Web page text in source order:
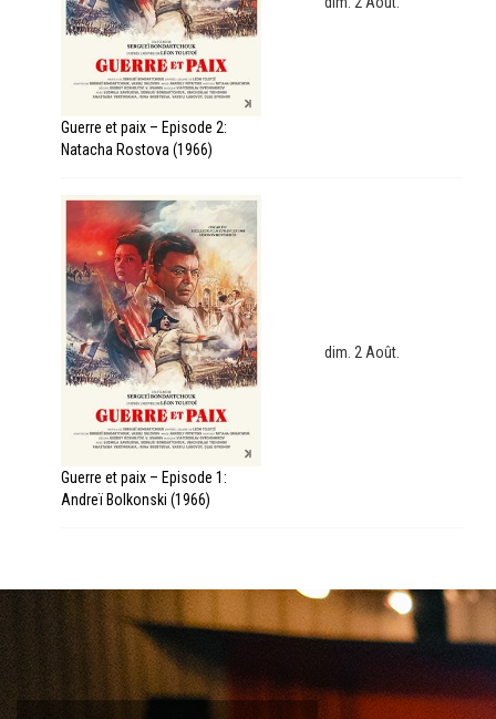
Guerre et paix – Episode 2:
Natacha Rostova (1966)
Guerre et paix – Episode 1:
Andreï Bolkonski (1966)
dim. 2 Août.